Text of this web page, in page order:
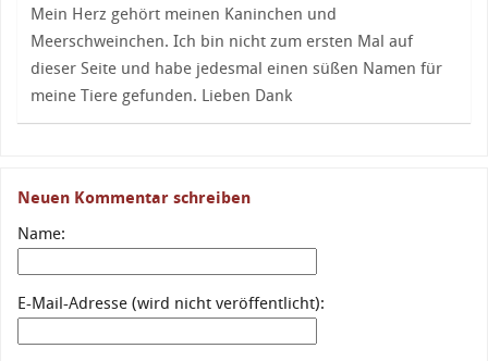
Mein Herz gehört meinen Kaninchen und
Meerschweinchen. Ich bin nicht zum ersten Mal auf
dieser Seite und habe jedesmal einen süßen Namen für
meine Tiere gefunden. Lieben Dank
Neuen Kommentar schreiben
Name:
E-Mail-Adresse (wird nicht veröffentlicht):